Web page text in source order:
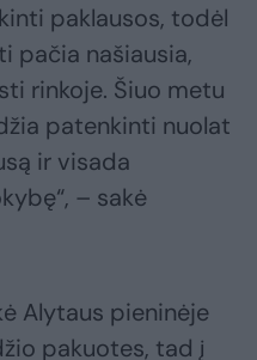
paklausos, todėl
pačia našiausia,
rinkoje. Šiuo metu
patenkinti nuolat
ir visada
– sakė
Alytaus pieninėje
pakuotes, tad į